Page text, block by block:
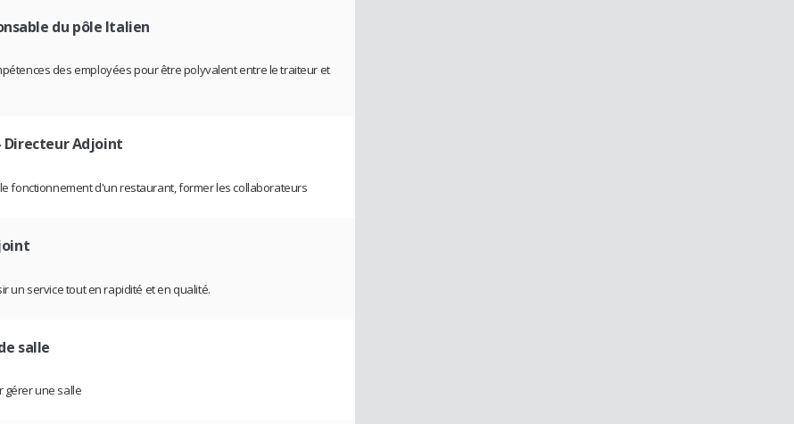
du pôle Italien
des employées pour être polyvalent entre le traiteur et
Directeur Adjoint
fonctionnement d'un restaurant, former les collaborateurs
un service tout en rapidité et en qualité.
salle
gérer une salle